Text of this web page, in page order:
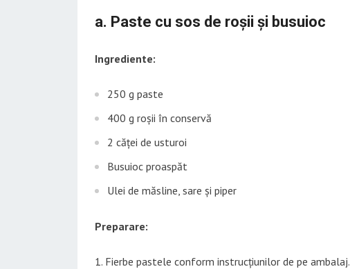
a. Paste cu sos de roșii și busuioc
Ingrediente:
250 g paste
400 g roșii în conservă
2 căței de usturoi
Busuioc proaspăt
Ulei de măsline, sare și piper
Preparare:
Fierbe pastele conform instrucțiunilor de pe ambalaj.